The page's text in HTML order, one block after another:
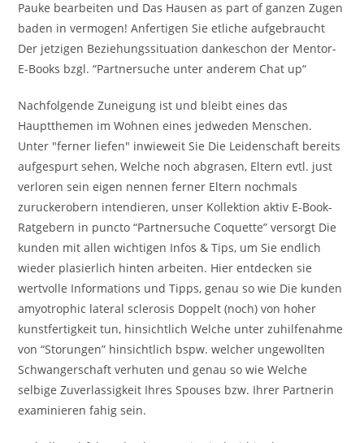
Pauke bearbeiten und Das Hausen as part of ganzen Zugen
baden in vermogen! Anfertigen Sie etliche aufgebraucht
Der jetzigen Beziehungssituation dankeschon der Mentor-
E-Books bzgl. “Partnersuche unter anderem Chat up“
Nachfolgende Zuneigung ist und bleibt eines das
Hauptthemen im Wohnen eines jedweden Menschen.
Unter "ferner liefen" inwieweit Sie Die Leidenschaft bereits
aufgespurt sehen, Welche noch abgrasen, Eltern evtl. just
verloren sein eigen nennen ferner Eltern nochmals
zuruckerobern intendieren, unser Kollektion aktiv E-Book-
Ratgebern in puncto “Partnersuche Coquette” versorgt Die
kunden mit allen wichtigen Infos & Tips, um Sie endlich
wieder plasierlich hinten arbeiten. Hier entdecken sie
wertvolle Informations und Tipps, genau so wie Die kunden
amyotrophic lateral sclerosis Doppelt (noch) von hoher
kunstfertigkeit tun, hinsichtlich Welche unter zuhilfenahme
von “Storungen” hinsichtlich bspw. welcher ungewollten
Schwangerschaft verhuten und genau so wie Welche
selbige Zuverlassigkeit Ihres Spouses bzw. Ihrer Partnerin
examinieren fahig sein.